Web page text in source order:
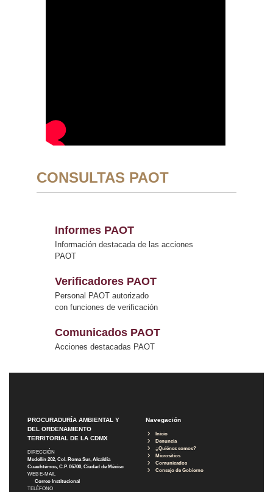
CONSULTAS PAOT
Informes PAOT
Información destacada de las acciones
PAOT
Verificadores PAOT
Personal PAOT autorizado
con funciones de verificación
Comunicados PAOT
Acciones destacadas PAOT
PROCURADURÍA AMBIENTAL Y
DEL ORDENAMIENTO
TERRITORIAL DE LA CDMX
DIRECCIÓN
Medellín 202, Col. Roma Sur, Alcaldía
Cuauhtémoc, C.P. 06700, Ciudad de México
WEB E-MAIL
Correo Institucional
TELÉFONO
Navegación
Inicio
Denuncia
¿Quiénes somos?
Micrositios
Comunicados
Consejo de Gobierno